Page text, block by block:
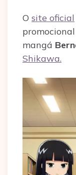
O site oficial
mangá
Shikawa.